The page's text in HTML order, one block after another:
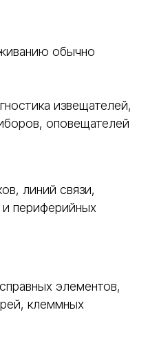
обычно
извещателей,
оповещателей
линий связи,
периферийных
элементов,
клеммных